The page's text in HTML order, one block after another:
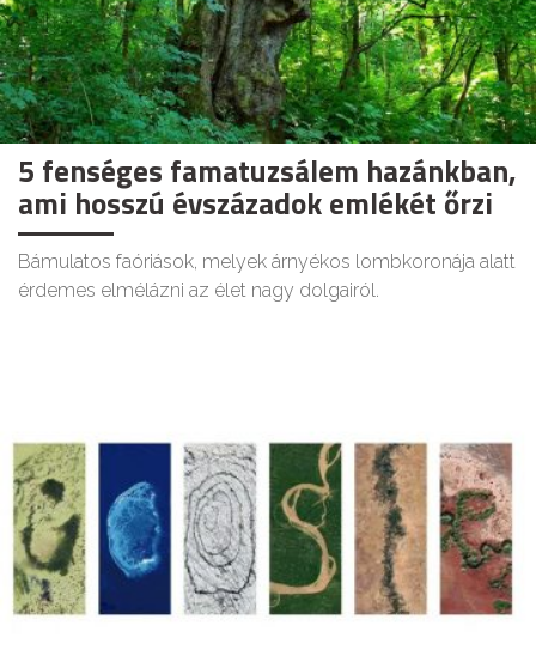
5 fenséges famatuzsálem hazánkban,
ami hosszú évszázadok emlékét őrzi
Bámulatos faóriások, melyek árnyékos lombkoronája alatt
érdemes elmélázni az élet nagy dolgairól.